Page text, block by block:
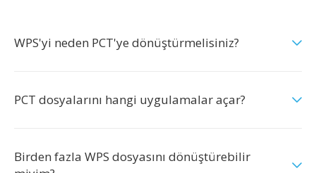
WPS'yi neden PCT'ye dönüştürmelisiniz?
PCT dosyalarını hangi uygulamalar açar?
Birden fazla WPS dosyasını dönüştürebilir